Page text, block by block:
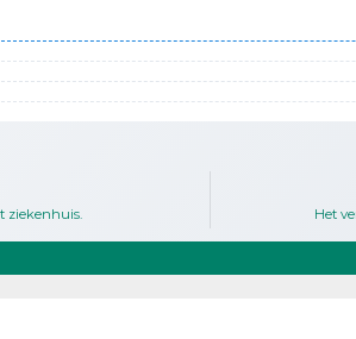
ziekenhuis. Het